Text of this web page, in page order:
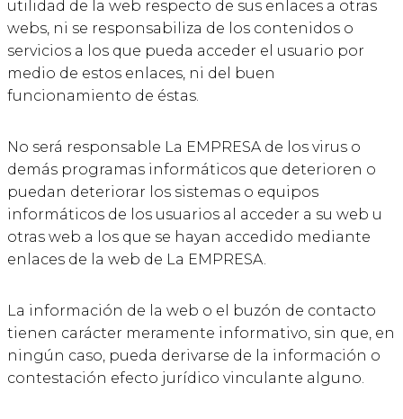
utilidad de la web respecto de sus enlaces a otras
webs, ni se responsabiliza de los contenidos o
servicios a los que pueda acceder el usuario por
medio de estos enlaces, ni del buen
funcionamiento de éstas.
No será responsable La EMPRESA de los virus o
demás programas informáticos que deterioren o
puedan deteriorar los sistemas o equipos
informáticos de los usuarios al acceder a su web u
otras web a los que se hayan accedido mediante
enlaces de la web de La EMPRESA.
La información de la web o el buzón de contacto
tienen carácter meramente informativo, sin que, en
ningún caso, pueda derivarse de la información o
contestación efecto jurídico vinculante alguno.